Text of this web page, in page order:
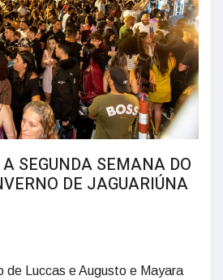
SEGUNDA SEMANA DO
DE JAGUARIÚNA
de Luccas e Augusto e Mayara